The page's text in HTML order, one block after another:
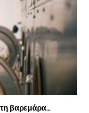
βαρεμάρα…